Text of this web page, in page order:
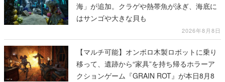
海」が追加。クラゲや熱帯魚が泳ぎ、海底に
はサンゴや大きな貝も
2026年8月8日
【マルチ可能】オンボロ木製ロボットに乗り
移って、遺跡から“家具”を持ち帰るホラーア
クションゲーム『GRAIN ROT』が本日8月8